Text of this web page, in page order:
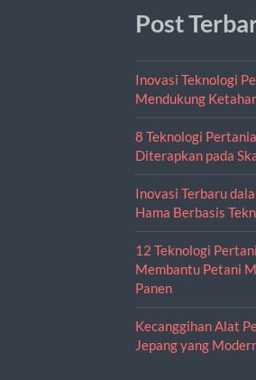
Post
Inovasi Teknologi
Mendukung
8 Teknologi
Diterapkan pada
Inovasi Terbaru
Hama Berbasis
12 Teknologi
Membantu Petani
Panen
Kecanggihan Alat
Jepang yang